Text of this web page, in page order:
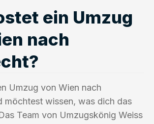
ein Umzug
nach
Umzug von Wien nach
möchtest wissen, was dich das
Team von Umzugskönig Weiss